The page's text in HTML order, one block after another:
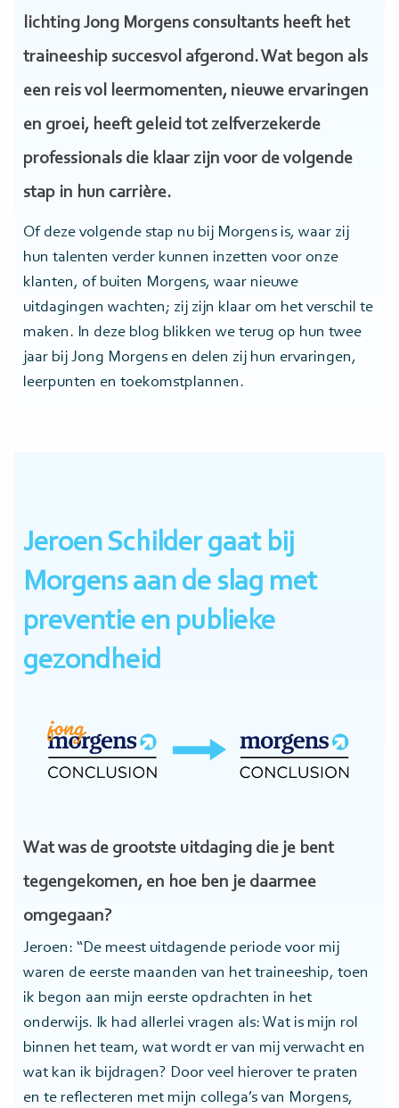
lichting Jong Morgens consultants heeft het
traineeship succesvol afgerond. Wat begon als
een reis vol leermomenten, nieuwe ervaringen
en groei, heeft geleid tot zelfverzekerde
professionals die klaar zijn voor de volgende
stap in hun carrière.
Of deze volgende stap nu bij Morgens is, waar zij
hun talenten verder kunnen inzetten voor onze
klanten, of buiten Morgens, waar nieuwe
uitdagingen wachten; zij zijn klaar om het verschil te
maken. In deze blog blikken we terug op hun twee
jaar bij Jong Morgens en delen zij hun ervaringen,
leerpunten en toekomstplannen.
Jeroen Schilder gaat bij
Morgens aan de slag met
preventie en publieke
gezondheid
Wat was de grootste uitdaging die je bent
tegengekomen, en hoe ben je daarmee
omgegaan?
Jeroen: “De meest uitdagende periode voor mij
waren de eerste maanden van het traineeship, toen
ik begon aan mijn eerste opdrachten in het
onderwijs. Ik had allerlei vragen als: Wat is mijn rol
binnen het team, wat wordt er van mij verwacht en
wat kan ik bijdragen? Door veel hierover te praten
en te reflecteren met mijn collega’s van Morgens,